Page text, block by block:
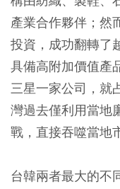
產業合作夥伴；然
投資，成功翻轉了
具備高附加價值產
三星一家公司，就
灣過去僅利用當地
戰，直接吞噬當地
台韓兩者最大的不